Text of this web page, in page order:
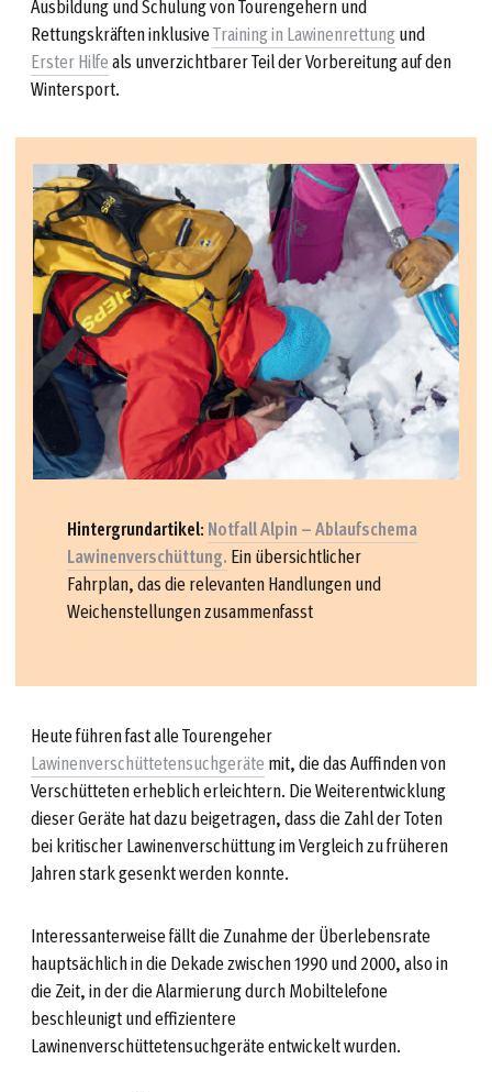
Ausbildung und Schulung von Tourengehern und
Rettungskräften inklusiveTraining in Lawinenrettungund
Erster Hilfeals unverzichtbarer Teil der Vorbereitung auf den
Wintersport.
Hintergrundartikel: Notfall Alpin – Ablaufschema
Lawinenverschüttung. Ein übersichtlicher
Fahrplan, das die relevanten Handlungen und
Weichenstellungen zusammenfasst
Heute führen fast alle Tourengeher
Lawinenverschüttetensuchgeräte mit, die das Auffinden von
Verschütteten erheblich erleichtern. Die Weiterentwicklung
dieser Geräte hat dazu beigetragen, dass die Zahl der Toten
bei kritischer Lawinenverschüttung im Vergleich zu früheren
Jahren stark gesenkt werden konnte.
Interessanterweise fällt die Zunahme der Überlebensrate
hauptsächlich in die Dekade zwischen 1990 und 2000, also in
die Zeit, in der die Alarmierung durch Mobiltelefone
beschleunigt und effizientere
Lawinenverschüttetensuchgeräte entwickelt wurden.